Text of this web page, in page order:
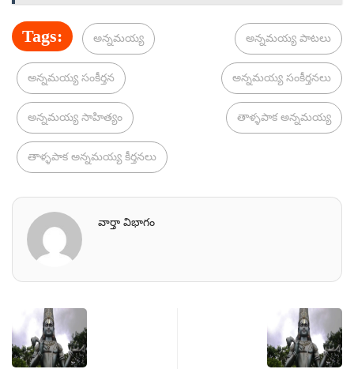
Tags: అన్నమయ్య అన్నమయ్య పాటలు
అన్నమయ్య సంకీర్తన అన్నమయ్య సంకీర్తనలు
అన్నమయ్య సాహిత్యం తాళ్ళపాక అన్నమయ్య
తాళ్ళపాక అన్నమయ్య కీర్తనలు
వార్తా విభాగం